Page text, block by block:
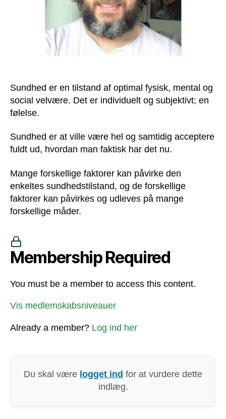
Sundhed er en tilstand af optimal fysisk, mental og
social velvære. Det er individuelt og subjektivt; en
følelse.
Sundhed er at ville være hel og samtidig acceptere
fuldt ud, hvordan man faktisk har det nu.
Mange forskellige faktorer kan påvirke den
enkeltes sundhedstilstand, og de forskellige
faktorer kan påvirkes og udleves på mange
forskellige måder.
Membership Required
You must be a member to access this content.
Vis medlemskabsniveauer
Already a member? Log ind her
Du skal være logget ind for at vurdere dette
indlæg.